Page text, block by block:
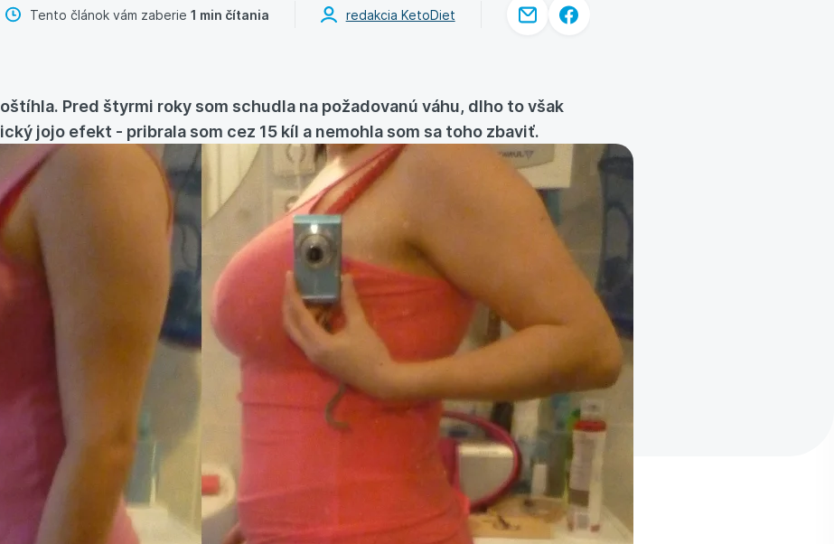
Tento článok vám zaberie 1 min čítania redakcia KetoDiet
Pred štyrmi roky som schudla na požadovanú váhu, dlho to však
jojo efekt - pribrala som cez 15 kíl a nemohla som sa toho zbaviť.